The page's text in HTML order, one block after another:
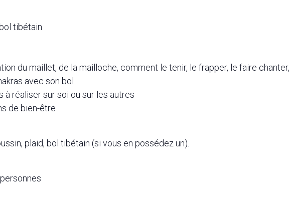
tibétain
du maillet, de la mailloche, comment le tenir, le frapper, le faire
avec son bol
à réaliser sur soi ou sur les autres
de bien-être
plaid, bol tibétain (si vous en possédez un).